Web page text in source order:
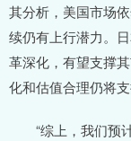
其分析，美国市场
续仍有上行潜力。
革深化，有望支撑
化和估值合理仍将支
“综上，我们预计